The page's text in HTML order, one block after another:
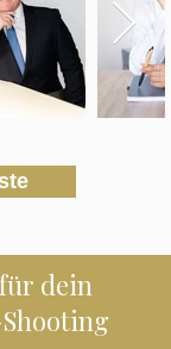
dein